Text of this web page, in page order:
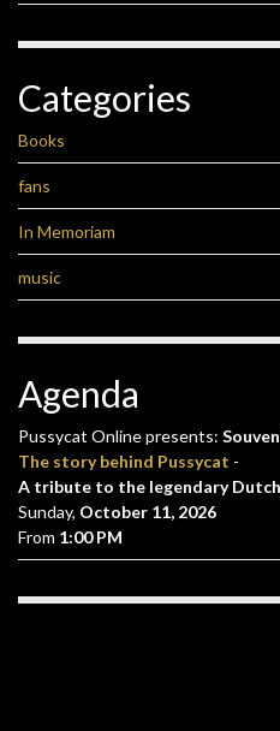
Categories
Books
fans
In Memoriam
music
Agenda
Pussycat Online presents:
The story behind Pussycat -
A tribute to the legendary
Sunday, October 11, 2026
From 1:00 PM